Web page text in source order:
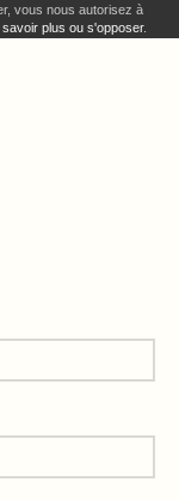
vous nous autorisez à
savoir plus ou s'opposer.